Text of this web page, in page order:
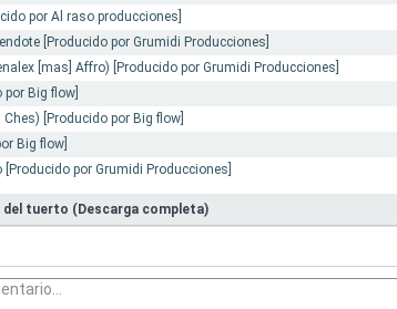
por Al raso producciones]
[Producido por Grumidi Producciones]
[mas] Affro) [Producido por Grumidi Producciones]
Big flow]
[Producido por Big flow]
Big flow]
por Grumidi Producciones]
tuerto (Descarga completa)